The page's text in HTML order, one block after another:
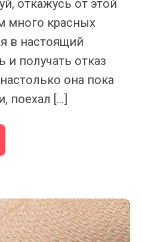
откажусь от этой
много красных
в настоящий
и получать отказ
она пока
поехал […]